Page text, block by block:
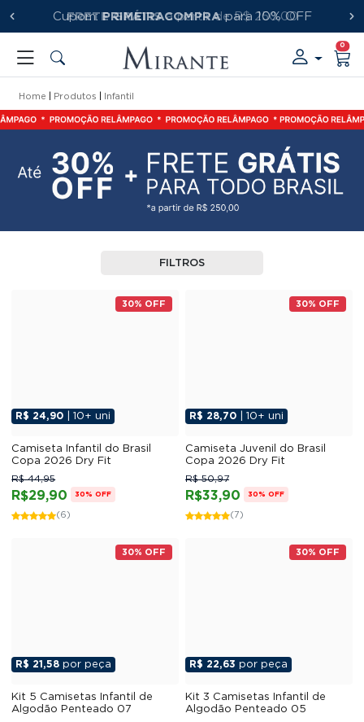
PRIMEIRACOMPRA
FRETE GRÁTISa partir de R$ 250,00
0
Home Produtos Infantil
FILTROS
30% OFF
R$ 24,90 | 10+ uni
Camiseta Infantil do Brasil
Copa 2026 Dry Fit
R$29,90
R$ 44,95
30% OFF
(6)
30% OFF
R$ 28,70 | 10+ uni
Camiseta Juvenil do Brasil
Copa 2026 Dry Fit
R$33,90
R$ 50,97
30% OFF
(7)
30% OFF
R$ 21,58 por peça
Kit 5 Camisetas Infantil de
Algodão Penteado 07
30% OFF
R$ 22,63 por peça
Kit 3 Camisetas Infantil de
Algodão Penteado 05